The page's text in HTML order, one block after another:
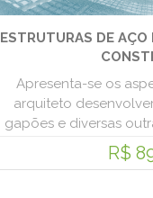
ESTRUTURAS DE AÇO
Apresenta-se os
arquiteto
gapões e diversas
R$